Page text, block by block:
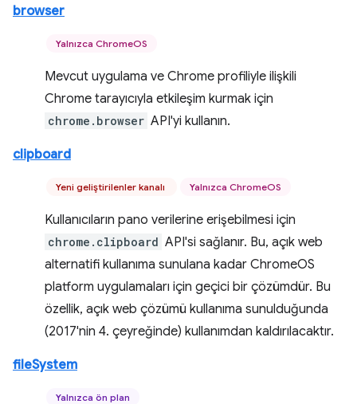
browser
Yalnızca ChromeOS
Mevcut uygulama ve Chrome profiliyle ilişkili
Chrome tarayıcıyla etkileşim kurmak için
chrome.browser API'yi kullanın.
clipboard
Yeni geliştirilenler kanalı Yalnızca ChromeOS
Kullanıcıların pano verilerine erişebilmesi için
chrome.clipboard API'si sağlanır. Bu, açık web
alternatifi kullanıma sunulana kadar ChromeOS
platform uygulamaları için geçici bir çözümdür. Bu
özellik, açık web çözümü kullanıma sunulduğunda
(2017'nin 4. çeyreğinde) kullanımdan kaldırılacaktır.
fileSystem
Yalnızca ön plan